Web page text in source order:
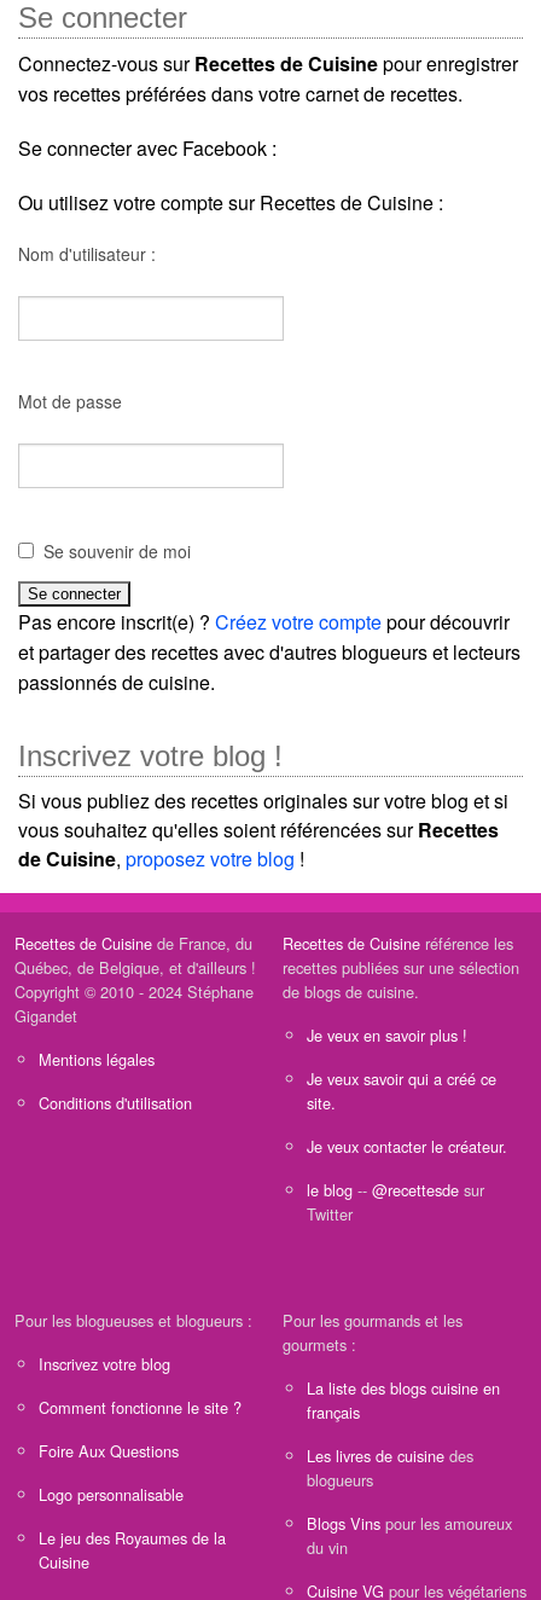
Se connecter
Connectez-vous surRecettes de Cuisinepour enregistrer
vos recettes préférées dans votre carnet de recettes.
Se connecter avec Facebook :
Ou utilisez votre compte sur Recettes de Cuisine :
Nom d'utilisateur :
Mot de passe
Se souvenir de moi
Pas encore inscrit(e) ? Créez votre comptepour découvrir
et partager des recettes avec d'autres blogueurs et lecteurs
passionnés de cuisine.
Inscrivez votre blog !
Si vous publiez des recettes originales sur votre blog et si
vous souhaitez qu'elles soient référencées surRecettes
de Cuisine, proposez votre blog !
Recettes de Cuisine de France, du
Québec, de Belgique, et d'ailleurs !
Copyright © 2010 - 2024 Stéphane
Gigandet
Mentions légales
Conditions d'utilisation
Recettes de Cuisine référence les
recettes publiées sur une sélection
de blogs de cuisine.
Je veux en savoir plus !
Je veux savoir qui a créé ce
site.
Je veux contacter le créateur.
le blog -- @recettesde sur
Twitter
Pour les blogueuses et blogueurs :
Inscrivez votre blog
Comment fonctionne le site ?
Foire Aux Questions
Logo personnalisable
Le jeu des Royaumes de la
Cuisine
Pour les gourmands et les
gourmets :
La liste des blogs cuisine en
français
Les livres de cuisine des
blogueurs
Blogs Vins pour les amoureux
du vin
Cuisine VG pour les végétariens